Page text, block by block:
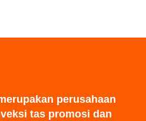
perusahaan
tas promosi dan